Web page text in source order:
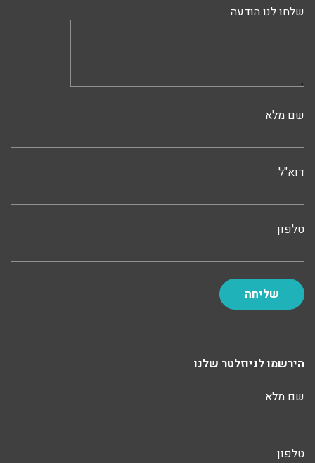
שלחו לנו הודעה
שם מלא
דוא"ל
טלפון
הירשמו לניוזלטר שלנו
שם מלא
טלפון